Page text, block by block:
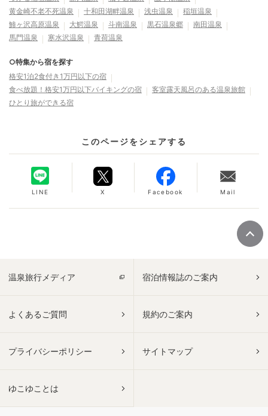
黄金崎不老不死温泉
十和田湖畔温泉 浅虫温泉
稲垣温泉
鯵ヶ沢高原温泉
大鰐温泉 斗南温泉 黒石温泉郷
南田温泉
馬門温泉
寒水沢温泉 青荷温泉
○特集から宿を探す
格安1泊2食付き1万円以下の宿
食べ放題！格安1万円以下バイキングの宿
客室露天風呂のある温泉旅館
ひとり旅ができる宿
このページをシェアする
LINE X Facebook Mail
温泉旅行メディア 宿泊情報誌のご案内
よくあるご質問 規約のご案内
プライバシーポリシー サイトマップ
ゆこゆことは